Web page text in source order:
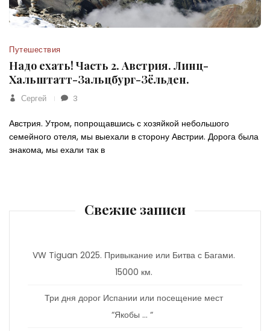
Путешествия
Надо ехать! Часть 2. Австрия. Линц-
Хальштатт-Зальцбург-Зёльден.
Сергей 3
Австрия. Утром, попрощавшись с хозяйкой небольшого
семейного отеля, мы выехали в сторону Австрии. Дорога была
знакома, мы ехали так в
Свежие записи
VW Tiguan 2025. Привыкание или Битва с Багами.
15000 км.
Три дня дорог Испании или посещение мест
“Якобы … “